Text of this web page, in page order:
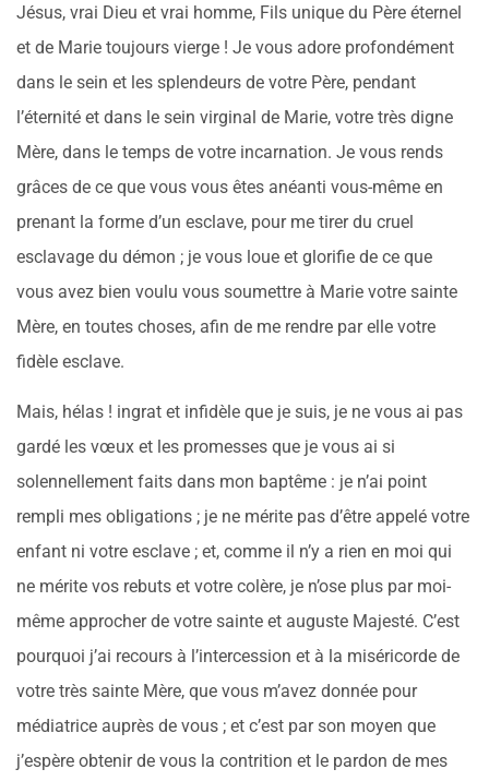
Jésus, vrai Dieu et vrai homme, Fils unique du Père éternel
et de Marie toujours vierge ! Je vous adore profondément
dans le sein et les splendeurs de votre Père, pendant
l’éternité et dans le sein virginal de Marie, votre très digne
Mère, dans le temps de votre incarnation. Je vous rends
grâces de ce que vous vous êtes anéanti vous-même en
prenant la forme d’un esclave, pour me tirer du cruel
esclavage du démon ; je vous loue et glorifie de ce que
vous avez bien voulu vous soumettre à Marie votre sainte
Mère, en toutes choses, afin de me rendre par elle votre
fidèle esclave.
Mais, hélas ! ingrat et infidèle que je suis, je ne vous ai pas
gardé les vœux et les promesses que je vous ai si
solennellement faits dans mon baptême : je n’ai point
rempli mes obligations ; je ne mérite pas d’être appelé votre
enfant ni votre esclave ; et, comme il n’y a rien en moi qui
ne mérite vos rebuts et votre colère, je n’ose plus par moi-
même approcher de votre sainte et auguste Majesté. C’est
pourquoi j’ai recours à l’intercession et à la miséricorde de
votre très sainte Mère, que vous m’avez donnée pour
médiatrice auprès de vous ; et c’est par son moyen que
j’espère obtenir de vous la contrition et le pardon de mes